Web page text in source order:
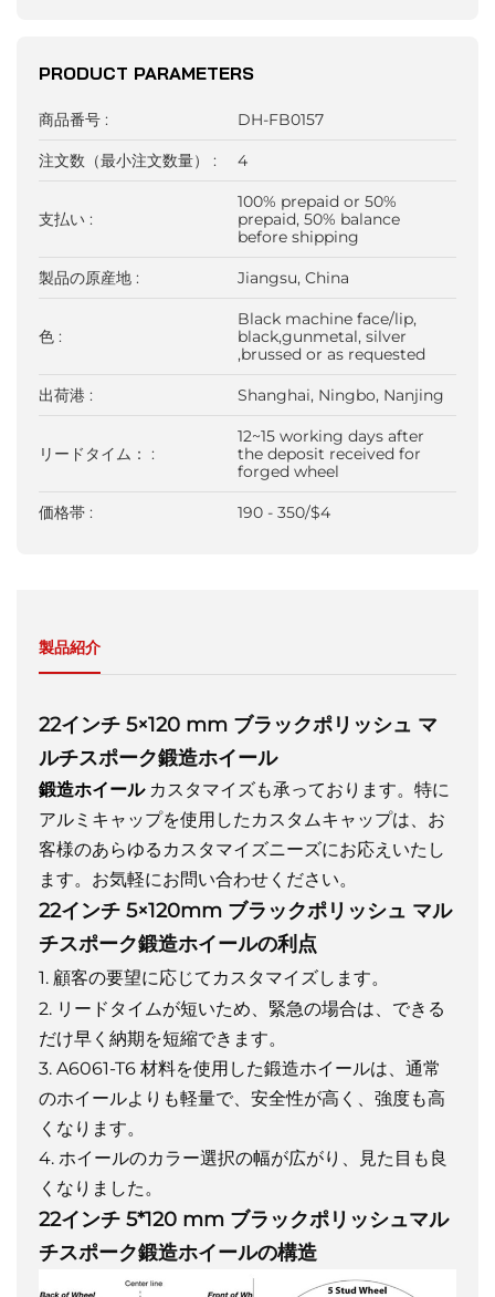
PRODUCT PARAMETERS
商品番号 : DH-FB0157
注文数（最小注文数量） : 4
支払い :
100% prepaid or 50%
prepaid, 50% balance
before shipping
製品の原産地 : Jiangsu, China
色 :
Black machine face/lip,
black,gunmetal, silver
,brussed or as requested
出荷港 : Shanghai, Ningbo, Nanjing
リードタイム： :
12~15 working days after
the deposit received for
forged wheel
価格帯 : 190 - 350/$4
製品紹介
22インチ 5×120 mm ブラックポリッシュ マ
ルチスポーク鍛造ホイール
鍛造ホイール カスタマイズも承っております。特に
アルミキャップを使用したカスタムキャップは、お
客様のあらゆるカスタマイズニーズにお応えいたし
ます。お気軽にお問い合わせください。
22インチ 5×120mm ブラックポリッシュ マル
チスポーク鍛造ホイールの利点
1. 顧客の要望に応じてカスタマイズします。
2. リードタイムが短いため、緊急の場合は、できる
だけ早く納期を短縮できます。
3. A6061-T6 材料を使用した鍛造ホイールは、通常
のホイールよりも軽量で、安全性が高く、強度も高
くなります。
4. ホイールのカラー選択の幅が広がり、見た目も良
くなりました。
22インチ 5*120 mm ブラックポリッシュマル
チスポーク鍛造ホイールの構造